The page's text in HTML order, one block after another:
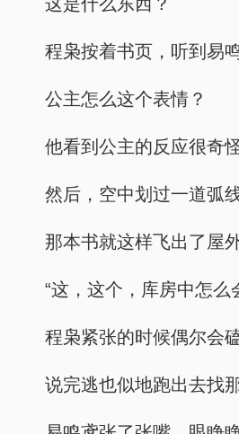
程枭按着书页，听到易
公主怎么这个表情？
他看到公主的反应很奇
然后，空中划过一道弧
那本书就这样飞出了屋外
“这，这个，库房中怎么
程枭紧张的时候偶尔会
说完逃也似地跑出去找